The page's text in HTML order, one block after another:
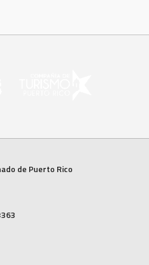
de Puerto Rico